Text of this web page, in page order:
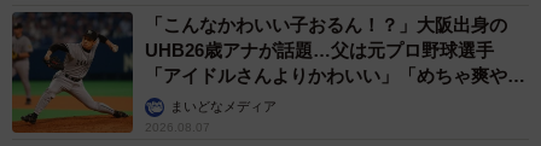
「こんなかわいい子おるん！？」大阪出身の
UHB26歳アナが話題…父は元プロ野球選手
「アイドルさんよりかわいい」「めちゃ爽や
か」まいどなメディア
2026.08.07